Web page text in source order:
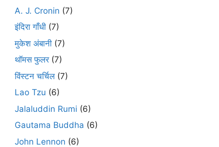
A. J. Cronin (7)
इंदिरा गाँधी (7)
मुकेश अंबानी (7)
थॉमस फुलर(7)
विंस्टन चर्चिल(7)
Lao Tzu (6)
Jalaluddin Rumi (6)
Gautama Buddha (6)
John Lennon (6)